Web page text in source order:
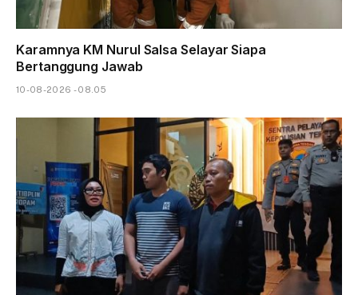
Karamnya KM Nurul Salsa Selayar Siapa
Bertanggung Jawab
10-08-2026 - 08.05